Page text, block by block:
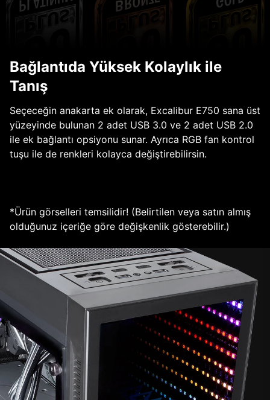
Bağlantıda Yüksek Kolaylık ile
Tanış
Seçeceğin anakarta ek olarak, Excalibur E750 sana üst
yüzeyinde bulunan 2 adet USB 3.0 ve 2 adet USB 2.0
ile ek bağlantı opsiyonu sunar. Ayrıca RGB fan kontrol
tuşu ile de renkleri kolayca değiştirebilirsin.
*Ürün görselleri temsilidir! (Belirtilen veya satın almış
olduğunuz içeriğe göre değişkenlik gösterebilir.)